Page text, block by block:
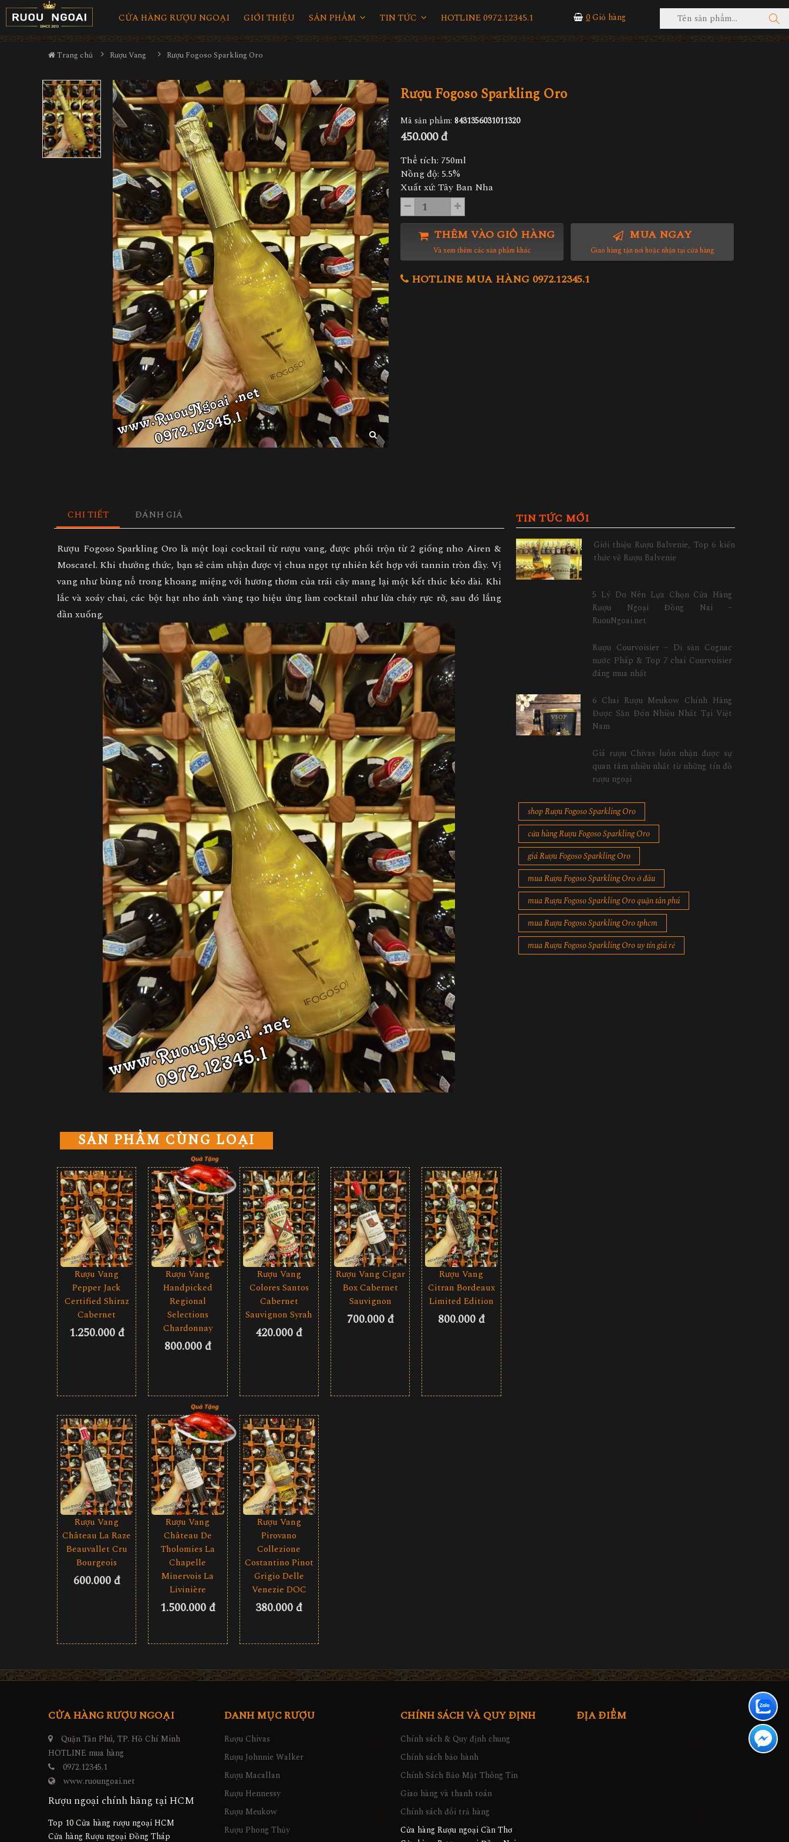
CỬA HÀNG RƯỢU NGOẠI GIỚI THIỆU SẢN PHẨM TIN TỨC HOTLINE 0972.12345.1 0Giỏ hàng
Trang chủ Rượu Vang Rượu Fogoso Sparkling Oro
Rượu Fogoso Sparkling Oro
Mã sản phẩm: 8431356031011320
450.000 đ
Thể tích: 750ml
Nồng độ: 5.5%
Xuất xứ: Tây Ban Nha
THÊM VÀO GIỎ HÀNG
Và xem thêm các sản phẩm khác
MUA NGAY
Giao hàng tận nơi hoặc nhận tại cửa hàng
HOTLINE MUA HÀNG 0972.12345.1
CHI TIẾT ĐÁNH GIÁ
Rượu Fogoso Sparkling Oro là một loại cocktail từ rượu vang, được phối trộn từ 2 giống nho Airen &
Moscatel. Khi thưởng thức, bạn sẽ cảm nhận được vị chua ngọt tự nhiên kết hợp với tannin tròn đầy. Vị
vang như bùng nổ trong khoang miệng với hương thơm của trái cây mang lại một kết thúc kéo dài. Khi
lắc và xoáy chai, các bột hạt nho ánh vàng tạo hiệu ứng làm cocktail như lửa cháy rực rỡ, sau đó lắng
dần xuống.
SẢN PHẨM CÙNG LOẠI
Rượu Vang
Pepper Jack
Certified Shiraz
Cabernet
1.250.000 đ
Rượu Vang
Handpicked
Regional
Selections
Chardonnay
800.000 đ
Rượu Vang
Colores Santos
Cabernet
Sauvignon Syrah
420.000 đ
Rượu Vang Cigar
Box Cabernet
Sauvignon
700.000 đ
Rượu Vang
Citran Bordeaux
Limited Edition
800.000 đ
Rượu Vang
Château La Raze
Beauvallet Cru
Bourgeois
600.000 đ
Rượu Vang
Château De
Tholomies La
Chapelle
Minervois La
Livinière
1.500.000 đ
Rượu Vang
Pirovano
Collezione
Costantino Pinot
Grigio Delle
Venezie DOC
380.000 đ
TIN TỨC MỚI
Giới thiệu Rượu Balvenie, Top 6 kiến
thức về Rượu Balvenie
5 Lý Do Nên Lựa Chọn Cửa Hàng
Rượu Ngoại Đồng Nai –
RuouNgoai.net
Rượu Courvoisier – Di sản Cognac
nước Pháp & Top 7 chai Courvoisier
đáng mua nhất
6 Chai Rượu Meukow Chính Hãng
Được Săn Đón Nhiều Nhất Tại Việt
Nam
Giá rượu Chivas luôn nhận được sự
quan tâm nhiều nhất từ những tín đồ
rượu ngoại
shop Rượu Fogoso Sparkling Oro
cửa hàng Rượu Fogoso Sparkling Oro
giá Rượu Fogoso Sparkling Oro
mua Rượu Fogoso Sparkling Oro ở đâu
mua Rượu Fogoso Sparkling Oro quận tân phú
mua Rượu Fogoso Sparkling Oro tphcm
mua Rượu Fogoso Sparkling Oro uy tín giá rẻ
CỬA HÀNG RƯỢU NGOẠI
Quận Tân Phú, TP. Hồ Chí Minh
HOTLINE mua hàng
0972.12345.1
www.ruoungoai.net
Rượu ngoại chính hãng tại HCM
Top 10 Cửa hàng rượu ngoại HCM
Cửa hàng Rượu ngoại Đồng Tháp
DANH MỤC RƯỢU
Rượu Chivas
Rượu Johnnie Walker
Rượu Macallan
Rượu Hennessy
Rượu Meukow
Rượu Phong Thủy
CHÍNH SÁCH VÀ QUY ĐỊNH
Chính sách & Quy định chung
Chính sách bảo hành
Chính Sách Bảo Mật Thông Tin
Giao hàng và thanh toán
Chính sách đổi trả hàng
Cửa hàng Rượu ngoại Cần Thơ
ĐỊA ĐIỂM